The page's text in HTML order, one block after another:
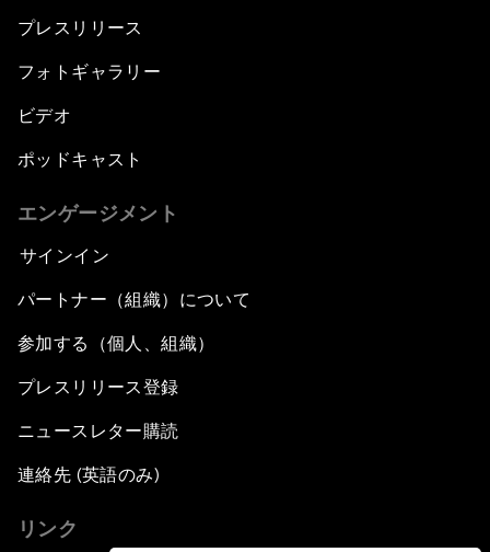
プレスリリース
フォトギャラリー
ビデオ
ポッドキャスト
エンゲージメント
サインイン
パートナー（組織）について
参加する（個人、組織）
プレスリリース登録
ニュースレター購読
連絡先 (英語のみ)
リンク